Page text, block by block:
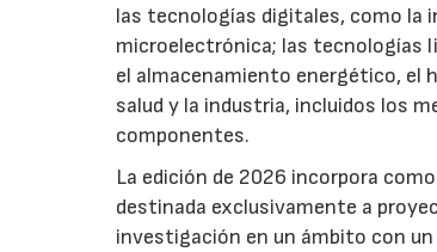
las tecnologías digitales, como la
microelectrónica; las tecnologías
el almacenamiento energético, el
salud y la industria, incluidos los
componentes.
La edición de 2026 incorpora
destinada exclusivamente a
investigación en un ámbito con